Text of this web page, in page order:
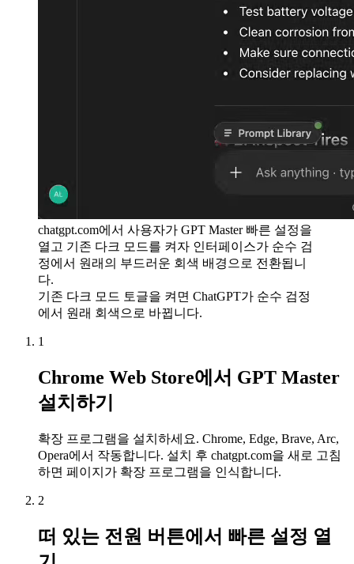
chatgpt.com에서 사용자가 GPT Master 빠른 설정을
열고 기존 다크 모드를 켜자 인터페이스가 순수 검
정에서 원래의 부드러운 회색 배경으로 전환됩니
다.
기존 다크 모드 토글을 켜면 ChatGPT가 순수 검정
에서 원래 회색으로 바뀝니다.
1
Chrome Web Store에서 GPT Master
설치하기
확장 프로그램을 설치하세요. Chrome, Edge, Brave, Arc,
Opera에서 작동합니다. 설치 후 chatgpt.com을 새로 고침
하면 페이지가 확장 프로그램을 인식합니다.
2
떠 있는 전원 버튼에서 빠른 설정 열